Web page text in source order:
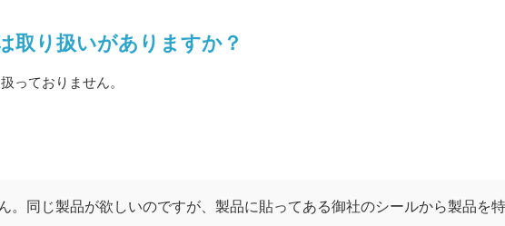
取り扱いがありますか？
っておりません。
。同じ製品が欲しいのですが、製品に貼ってある御社のシールから製品を